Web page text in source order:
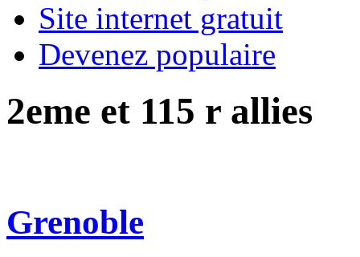
Site internet gratuit
Devenez populaire
2eme et 115 r allies
Grenoble